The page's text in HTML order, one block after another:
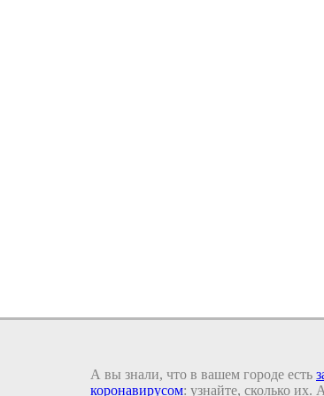
А вы знали, что в вашем городе есть
коронавирусом: узнайте, сколько их.